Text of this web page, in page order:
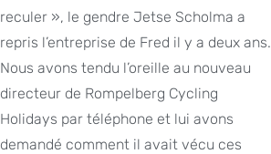
reculer », le gendre Jetse Scholma a
repris l’entreprise de Fred il y a deux ans.
Nous avons tendu l’oreille au nouveau
directeur de Rompelberg Cycling
Holidays par téléphone et lui avons
demandé comment il avait vécu ces